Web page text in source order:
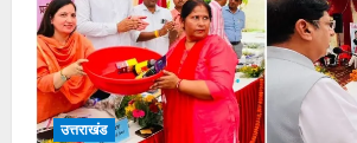
उत्तराखंड